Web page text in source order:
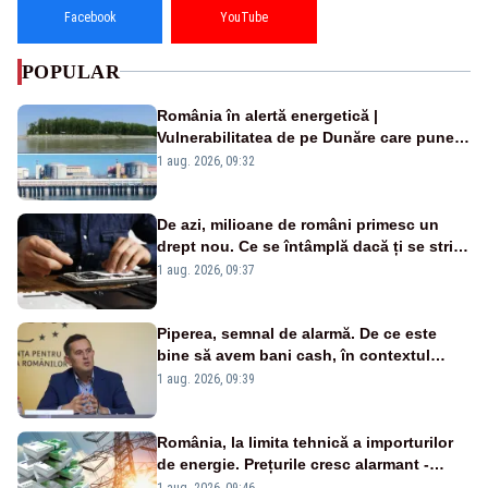
Facebook YouTube
POPULAR
România în alertă energetică |
Vulnerabilitatea de pe Dunăre care pune
în pericol Centrala Cernavodă era
1 aug. 2026, 09:32
De azi, milioane de români primesc un
drept nou. Ce se întâmplă dacă ți se strică
un produs
1 aug. 2026, 09:37
Piperea, semnal de alarmă. De ce este
bine să avem bani cash, în contextul
alertei energetice?
1 aug. 2026, 09:39
România, la limita tehnică a importurilor
de energie. Prețurile cresc alarmant -